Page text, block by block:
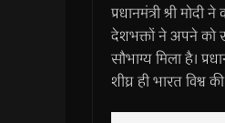
प्रधानमंत्री श्री
देशभक्तों ने अपने को
सौभाग्य मिला है।
शीघ्र ही भारत विश्व